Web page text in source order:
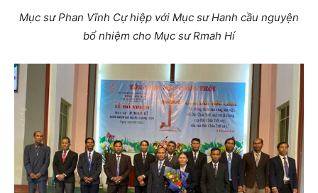
Mục sư Phan Vĩnh Cự hiệp với Mục sư Hanh cầu nguyện
bổ nhiệm cho Mục sư Rmah Hí